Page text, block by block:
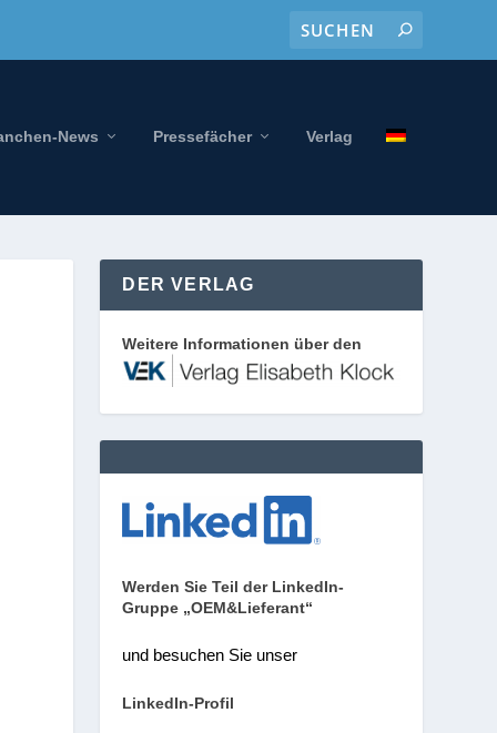
News Pressefächer Verlag
DER VERLAG
Weitere Informationen über den
Werden Sie Teil der LinkedIn-
Gruppe „OEM&Lieferant“
und besuchen Sie unser
LinkedIn-Profil